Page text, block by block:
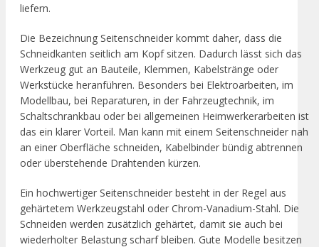
liefern.
Die Bezeichnung Seitenschneider kommt daher, dass die
Schneidkanten seitlich am Kopf sitzen. Dadurch lässt sich das
Werkzeug gut an Bauteile, Klemmen, Kabelstränge oder
Werkstücke heranführen. Besonders bei Elektroarbeiten, im
Modellbau, bei Reparaturen, in der Fahrzeugtechnik, im
Schaltschrankbau oder bei allgemeinen Heimwerkerarbeiten ist
das ein klarer Vorteil. Man kann mit einem Seitenschneider nah
an einer Oberfläche schneiden, Kabelbinder bündig abtrennen
oder überstehende Drahtenden kürzen.
Ein hochwertiger Seitenschneider besteht in der Regel aus
gehärtetem Werkzeugstahl oder Chrom-Vanadium-Stahl. Die
Schneiden werden zusätzlich gehärtet, damit sie auch bei
wiederholter Belastung scharf bleiben. Gute Modelle besitzen